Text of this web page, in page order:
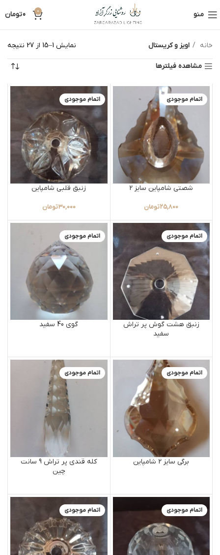
منو 0
0تومان
خانه اویز و کریستال نمایش 1–15 از 27 نتیجه
مشاهده فیلترها
اتمام موجودی
شصتی شامپاین سایز 2
25,800تومان
اتمام موجودی
زنبق قلبی شامپاین
30,000تومان
اتمام موجودی
زنبق هشت گوش پر تراش
سفید
اتمام موجودی
گوی 40 سفید
اتمام موجودی
برگی سایز 2 شامپاین
اتمام موجودی
کله قندی پر تراش 9 سانت
چین
اتمام موجودی اتمام موجودی